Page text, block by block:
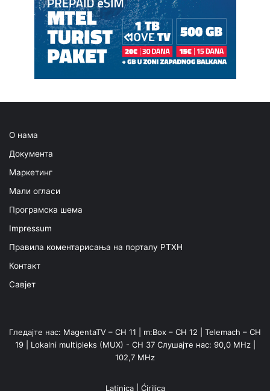
О нама
Документа
Маркетинг
Мали огласи
Програмска шема
Impressum
Правила коментарисања на порталу РТХН
Контакт
Савјет
Гледајте нас: MagentaTV – CH 11 | m:Box – CH 12 | Telemach – CH
19 | Lokalni multipleks (MUX) - CH 37 Слушајте нас: 90,0 MHz |
102,7 MHz
Latinica| Ćirilica